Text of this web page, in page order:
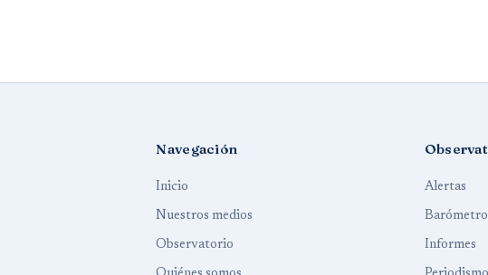
Navegación
Inicio
Nuestros medios
Observatorio
Alertas
Barómetro
Informes